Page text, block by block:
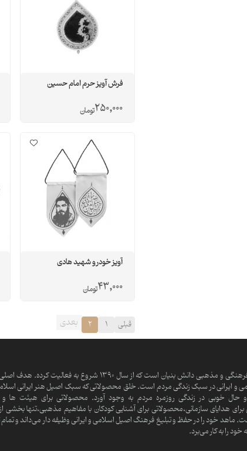
فرش آویز حرم امام حسین
250,000تومان
آویز خودرو شهید هادی
43,000تومان
قبلی 1
2 بعدی
ماهد یک موسسه فرهنگی و مذهبی دانش بنیان است که از سال 1390 شروع به فعالیت
و ایرانی در سبک زندگی مردم است. خلق محصولاتی که سبک اصیل هنر ایرانی
خوبی در زندگی روزمره مردم به وجود آورد. محصولاتی برای هیئت ها و
هدایای سازمانی،محصولاتی برای آشنایی کودکان با مفاهیم مذهبی،تنها بخشی
خود را در حفظ و تبلیغ فرهنگ اصیل اسلامی و ایرانی وظیفه دار می‌داند و تمام
خود را به کار می‌برد.